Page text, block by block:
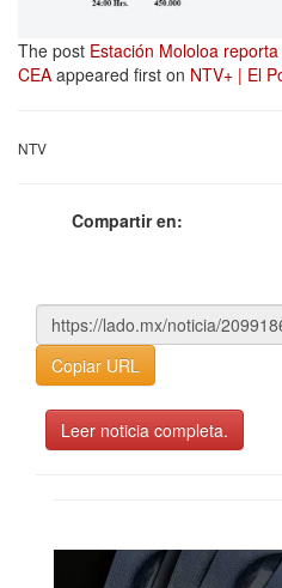
The post Estación Mololoa
CEA appeared first on NTV+ | El
NTV
Compartir en:
Copiar URL
Leer noticia completa.